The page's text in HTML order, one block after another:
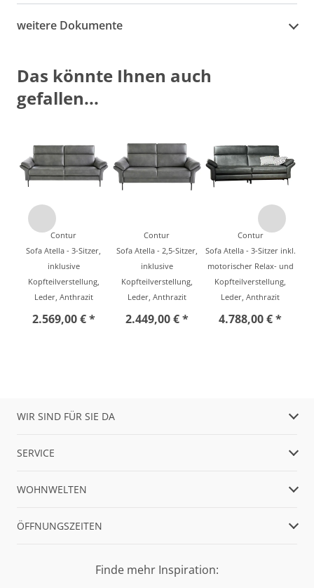
weitere Dokumente
Das könnte Ihnen auch
gefallen...
Contur
Sofa Atella - 3-Sitzer,
inklusive
Kopfteilverstellung,
Leder, Anthrazit
2.569,00 € *
Contur
Sofa Atella - 2,5-Sitzer,
inklusive
Kopfteilverstellung,
Leder, Anthrazit
2.449,00 € *
Contur
Sofa Atella - 3-Sitzer inkl.
motorischer Relax- und
Kopfteilverstellung,
Leder, Anthrazit
4.788,00 € *
WIR SIND FÜR SIE DA
SERVICE
WOHNWELTEN
ÖFFNUNGSZEITEN
Finde mehr Inspiration: